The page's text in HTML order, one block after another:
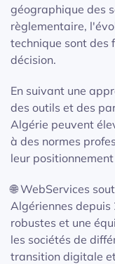
géographique des
règlementaire,
technique sont des
décision.
En suivant une
des outils et des
Algérie peuvent
à des normes
leur
🌐 WebServices
Algériennes
robustes et une
les sociétés de
transition digitale